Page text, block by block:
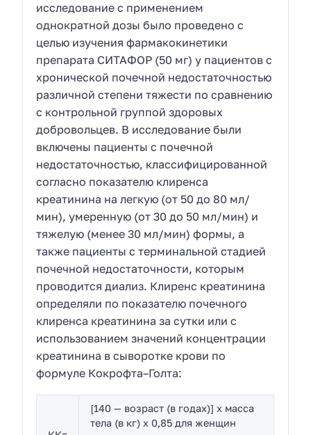
исследование с применением
однократной дозы было проведено с
целью изучения фармакокинетики
препарата СИТАФОР (50 мг) у пациентов с
хронической почечной недостаточностью
различной степени тяжести по сравнению
с контрольной группой здоровых
добровольцев. В исследование были
включены пациенты с почечной
недостаточностью, классифицированной
согласно показателю клиренса
креатинина на легкую (от 50 до 80 мл/
мин), умеренную (от 30 до 50 мл/мин) и
тяжелую (менее 30 мл/мин) формы, а
также пациенты с терминальной стадией
почечной недостаточности, которым
проводится диализ. Клиренс креатинина
определяли по показателю почечного
клиренса креатинина за сутки или с
использованием значений концентрации
креатинина в сыворотке крови по
формуле Кокрофта–Голта:
[140 — возраст (в годах)] x масса
тела (в кг) x 0,85 для женщин